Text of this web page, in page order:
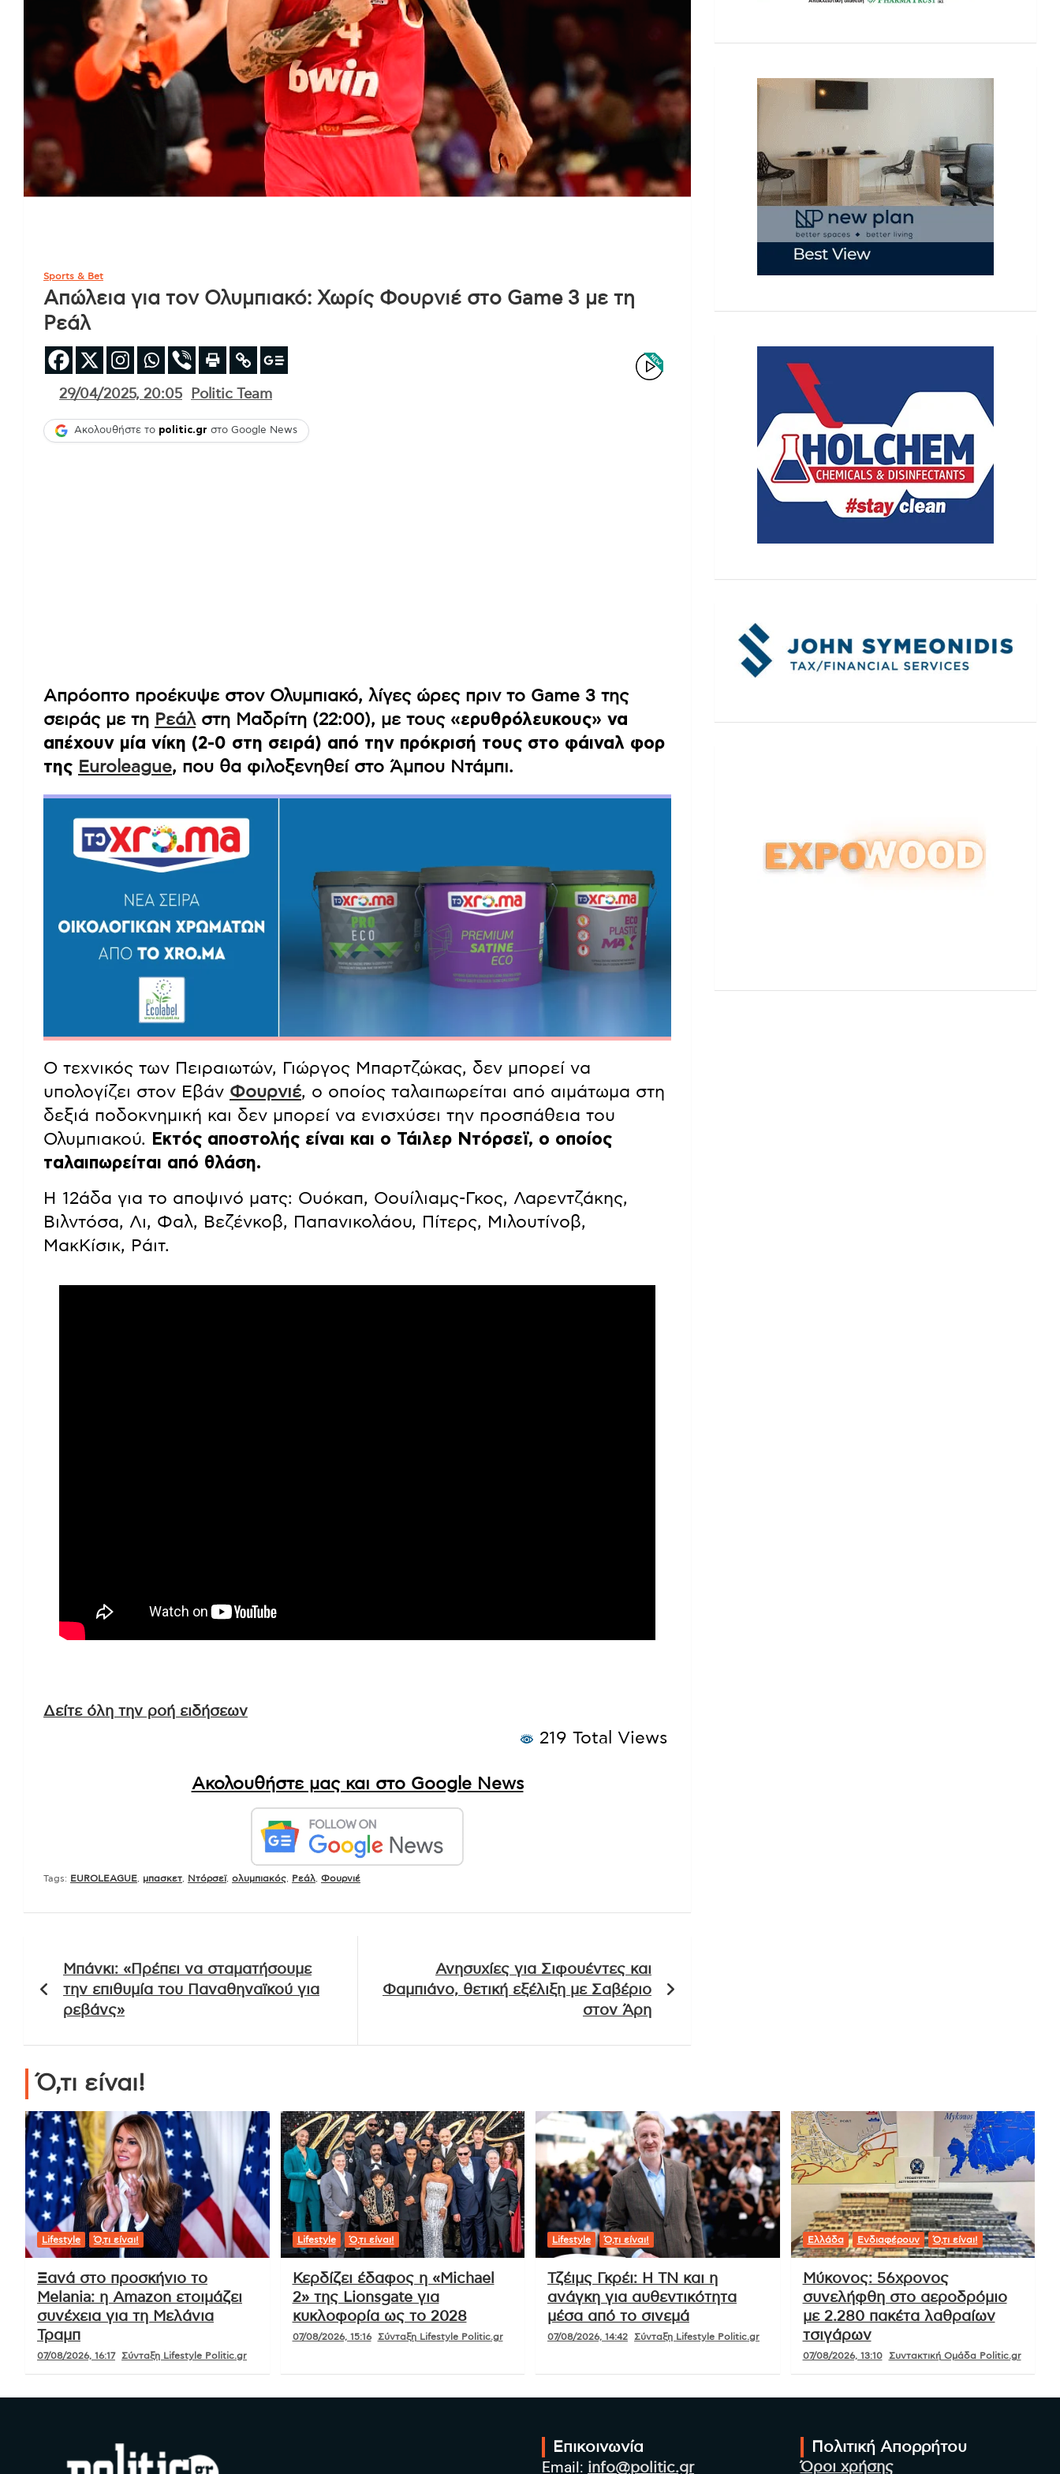
Sports & Bet
Απώλεια για τον Ολυμπιακό: Χωρίς Φουρνιέ στο Game 3 με τη
Ρεάλ
29/04/2025, 20:05 Politic Team
Ακολουθήστε το politic.gr στο Google News
Απρόοπτο προέκυψε στον Ολυμπιακό, λίγες ώρες πριν το Game 3 της
σειράς με τη Ρεάλστη Μαδρίτη (22:00), με τους «ερυθρόλευκους» να
απέχουν μία νίκη (2-0 στη σειρά) από την πρόκρισή τους στο φάιναλ φορ
της Euroleague, που θα φιλοξενηθεί στο Άμπου Ντάμπι.
Ο τεχνικός των Πειραιωτών, Γιώργος Μπαρτζώκας, δεν μπορεί να
υπολογίζει στον Εβάν Φουρνιέ, ο οποίος ταλαιπωρείται από αιμάτωμα στη
δεξιά ποδοκνημική και δεν μπορεί να ενισχύσει την προσπάθεια του
Ολυμπιακού.
Εκτός αποστολής είναι και ο Τάιλερ Ντόρσεϊ, ο οποίος
ταλαιπωρείται από θλάση.
Η 12άδα για το αποψινό ματς: Ουόκαπ, Οουίλιαμς-Γκος, Λαρεντζάκης,
Βιλντόσα, Λι, Φαλ, Βεζένκοβ, Παπανικολάου, Πίτερς, Μιλουτίνοβ,
ΜακΚίσικ, Ράιτ.
Δείτε όλη την ροή ειδήσεων
219 Total Views
Ακολουθήστε μας και στο Google News
Tags: EUROLEAGUE μπασκετ Ντόρσεϊ, ολυμπιακός Ρεάλ Φουρνιέ
άρθρων
Μπάνκι: «Πρέπει να σταματήσουμε
την επιθυμία του Παναθηναϊκού για
ρεβάνς»
Ανησυχίες για Σιφουέντες και
Φαμπιάνο, θετική εξέλιξη με Σαβέριο
στον Άρη
Ό,τι είναι!
Lifestyle Ό,τι είναι!
Ξανά στο προσκήνιο το
Melania: η Amazon ετοιμάζει
συνέχεια για τη Μελάνια
Τραμπ
07/08/2026, 16:17 Σύνταξη Lifestyle Politic.gr
Lifestyle Ό,τι είναι!
Κερδίζει έδαφος η «Michael
2» της Lionsgate για
κυκλοφορία ως το 2028
07/08/2026, 15:16 Σύνταξη Lifestyle Politic.gr
Lifestyle Ό,τι είναι!
Τζέιμς Γκρέι: Η ΤΝ και η
ανάγκη για αυθεντικότητα
μέσα από το σινεμά
07/08/2026, 14:42 Σύνταξη Lifestyle Politic.gr
Ελλάδα Ενδιαφέρουν Ό,τι είναι!
Μύκονος: 56χρονος
συνελήφθη στο αεροδρόμιο
με 2.280 πακέτα λαθραίων
τσιγάρων
07/08/2026, 13:10 Συντακτική Ομάδα Politic.gr
Επικοινωνία
Email: info@politic.gr
Πολιτική Απορρήτου
Όροι χρήσης